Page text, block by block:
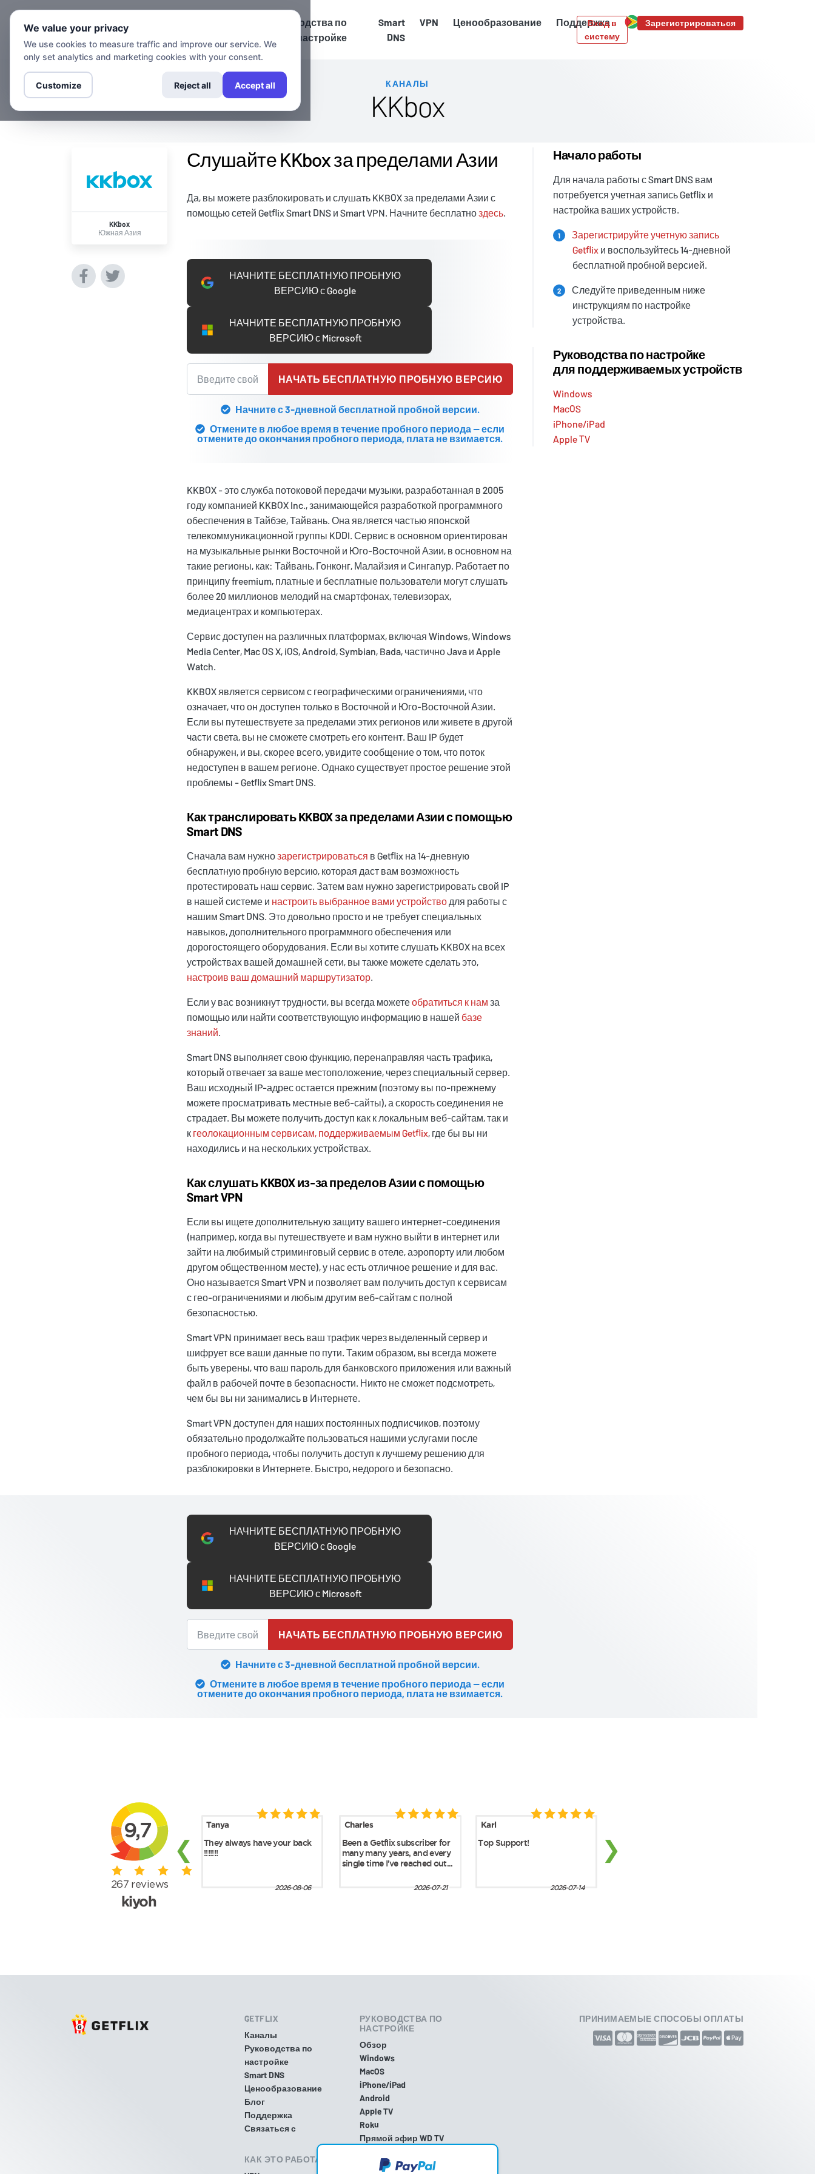
Руководства по
настройке
Smart
DNS
VPN Ценообразование Поддержка
Вход в
систему
Зарегистрироваться
КАНАЛЫ
KKbox
KKbox
Южная Азия
Слушайте KKbox за пределами Азии
Да, вы можете разблокировать и слушать KKBOX за пределами Азии с
помощью сетей Getflix Smart DNS и Smart VPN. Начните бесплатноздесь.
НАЧНИТЕ БЕСПЛАТНУЮ ПРОБНУЮ
ВЕРСИЮ с Google
НАЧНИТЕ БЕСПЛАТНУЮ ПРОБНУЮ
ВЕРСИЮ с Microsoft
НАЧАТЬ БЕСПЛАТНУЮ ПРОБНУЮ ВЕРСИЮ
Начните с 3-дневной бесплатной пробной версии.
Отмените в любое время в течение пробного периода — если
отмените до окончания пробного периода, плата не взимается.
KKBOX - это служба потоковой передачи музыки, разработанная в 2005
году компанией KKBOX Inc., занимающейся разработкой программного
обеспечения в Тайбэе, Тайвань. Она является частью японской
телекоммуникационной группы KDDI. Сервис в основном ориентирован
на музыкальные рынки Восточной и Юго-Восточной Азии, в основном на
такие регионы, как: Тайвань, Гонконг, Малайзия и Сингапур. Работает по
принципу freemium, платные и бесплатные пользователи могут слушать
более 20 миллионов мелодий на смартфонах, телевизорах,
медиацентрах и компьютерах.
Сервис доступен на различных платформах, включая Windows, Windows
Media Center, Mac OS X, iOS, Android, Symbian, Bada, частично Java и Apple
Watch.
KKBOX является сервисом с географическими ограничениями, что
означает, что он доступен только в Восточной и Юго-Восточной Азии.
Если вы путешествуете за пределами этих регионов или живете в другой
части света, вы не сможете смотреть его контент. Ваш IP будет
обнаружен, и вы, скорее всего, увидите сообщение о том, что поток
недоступен в вашем регионе. Однако существует простое решение этой
проблемы - Getflix Smart DNS.
Как транслировать KKBOX за пределами Азии с помощью
Smart DNS
Сначала вам нужнозарегистрироваться в Getflix на 14-дневную
бесплатную пробную версию, которая даст вам возможность
протестировать наш сервис. Затем вам нужно зарегистрировать свой IP
в нашей системе и настроить выбранное вами устройство для работы с
нашим Smart DNS. Это довольно просто и не требует специальных
навыков, дополнительного программного обеспечения или
дорогостоящего оборудования. Если вы хотите слушать KKBOX на всех
устройствах вашей домашней сети, вы также можете сделать это,
настроив ваш домашний маршрутизатор
Если у вас возникнут трудности, вы всегда можетеобратиться к нам за
помощью или найти соответствующую информацию в нашей базе
знаний
Smart DNS выполняет свою функцию, перенаправляя часть трафика,
который отвечает за ваше местоположение, через специальный сервер.
Ваш исходный IP-адрес остается прежним (поэтому вы по-прежнему
можете просматривать местные веб-сайты), а скорость соединения не
страдает. Вы можете получить доступ как к локальным веб-сайтам, так и
к геолокационным сервисам, поддерживаемым Getflix, где бы вы ни
находились и на нескольких устройствах.
Как слушать KKBOX из-за пределов Азии с помощью
Smart VPN
Если вы ищете дополнительную защиту вашего интернет-соединения
(например, когда вы путешествуете и вам нужно выйти в интернет или
зайти на любимый стриминговый сервис в отеле, аэропорту или любом
другом общественном месте), у нас есть отличное решение и для вас.
Оно называется Smart VPN и позволяет вам получить доступ к сервисам
с гео-ограничениями и любым другим веб-сайтам с полной
безопасностью.
Smart VPN принимает весь ваш трафик через выделенный сервер и
шифрует все ваши данные по пути. Таким образом, вы всегда можете
быть уверены, что ваш пароль для банковского приложения или важный
файл в рабочей почте в безопасности. Никто не сможет подсмотреть,
чем бы вы ни занимались в Интернете.
Smart VPN доступен для наших постоянных подписчиков, поэтому
обязательно продолжайте пользоваться нашими услугами после
пробного периода, чтобы получить доступ к лучшему решению для
разблокировки в Интернете. Быстро, недорого и безопасно.
НАЧНИТЕ БЕСПЛАТНУЮ ПРОБНУЮ
ВЕРСИЮ с Google
НАЧНИТЕ БЕСПЛАТНУЮ ПРОБНУЮ
ВЕРСИЮ с Microsoft
НАЧАТЬ БЕСПЛАТНУЮ ПРОБНУЮ ВЕРСИЮ
Начните с 3-дневной бесплатной пробной версии.
Отмените в любое время в течение пробного периода — если
отмените до окончания пробного периода, плата не взимается.
Начало работы
Для начала работы с Smart DNS вам
потребуется учетная запись Getflix и
настройка ваших устройств.
1
Зарегистрируйте учетную запись
Getflix и воспользуйтесь 14-дневной
бесплатной пробной версией.
2
Следуйте приведенным ниже
инструкциям по настройке
устройства.
Руководства по настройке
для поддерживаемых устройств
Windows
MacOS
iPhone/iPad
Apple TV
GETFLIX
Каналы
Руководства по
настройке
Smart DNS
Ценообразование
Блог
Поддержка
Связаться с
КАК ЭТО РАБОТАЕТ?
РУКОВОДСТВА ПО
НАСТРОЙКЕ
Обзор
Windows
MacOS
iPhone/iPad
Android
Apple TV
Roku
Прямой эфир WD TV
PlayStation 5
ПРИНИМАЕМЫЕ СПОСОБЫ ОПЛАТЫ
We value your privacy
We use cookies to measure traffic and improve our service. We
only set analytics and marketing cookies with your consent.
Customize Reject all Accept all